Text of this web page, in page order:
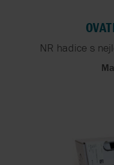
NR hadice s